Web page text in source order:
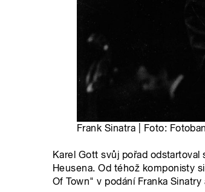
Frank Sinatra | Foto:
Karel Gott svůj pořad odstartoval
Heusena. Od téhož komponisty
Of Town" v podání Franka Sinatry